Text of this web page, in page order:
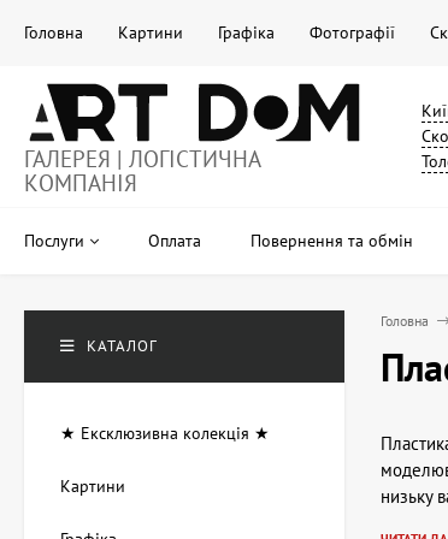
Головна Картини Графіка Фотографії
ГАЛЕРЕЯ | ЛОГІСТИЧНА
КОМПАНІЯ
Послуги Оплата Повернення та обмін
Головна
низьку
КАТАЛОГ
★ Ексклюзивна колекція ★
Картини